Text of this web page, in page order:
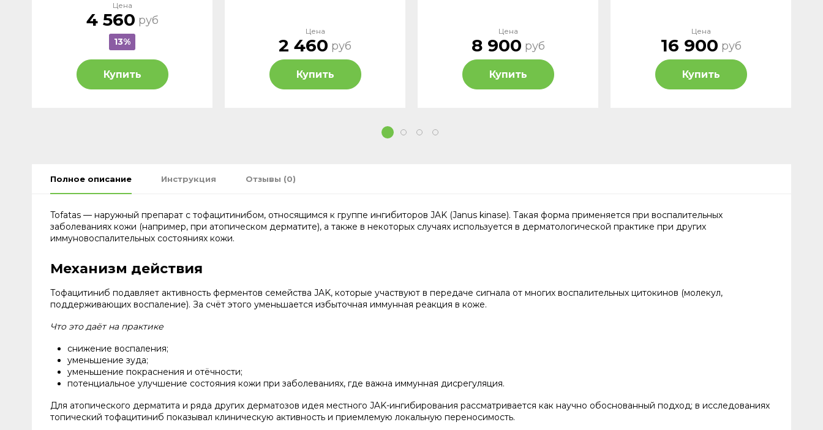
Цена
4 560 руб
13%
Купить
Цена
2 460 руб
Купить
Цена
8 900 руб
Купить
Цена
16 900 руб
Купить
Полное описание Инструкция Отзывы (0)
Tofatas — наружный препарат с тофацитинибом, относящимся к группе ингибиторов JAK (Janus kinase). Такая форма применяется при воспалительных
заболеваниях кожи (например, при атопическом дерматите), а также в некоторых случаях используется в дерматологической практике при других
иммуновоспалительных состояниях кожи.
Механизм действия
Тофацитиниб подавляет активность ферментов семейства JAK, которые участвуют в передаче сигнала от многих воспалительных цитокинов (молекул,
поддерживающих воспаление). За счёт этого уменьшается избыточная иммунная реакция в коже.
Что это даёт на практике
снижение воспаления;
уменьшение зуда;
уменьшение покраснения и отёчности;
потенциальное улучшение состояния кожи при заболеваниях, где важна иммунная дисрегуляция.
Для атопического дерматита и ряда других дерматозов идея местного JAK-ингибирования рассматривается как научно обоснованный подход; в исследованиях
топический тофацитиниб показывал клиническую активность и приемлемую локальную переносимость.